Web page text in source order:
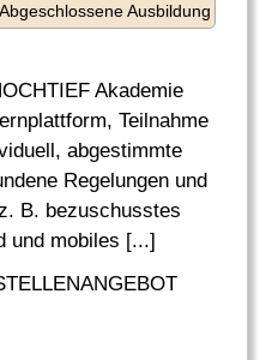
Abgeschlossene Ausbildung
Akademie
Teilnahme
abgestimmte
Regelungen und
B. bezuschusstes
und mobiles [...]